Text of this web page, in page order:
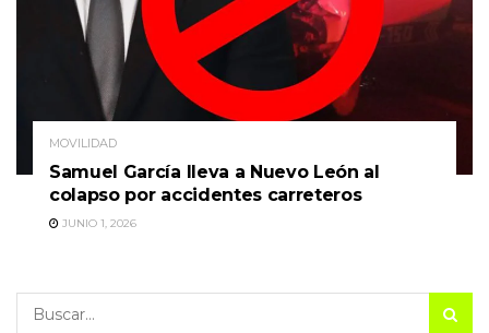
MOVILIDAD
Samuel García lleva a Nuevo León al
colapso por accidentes carreteros
JUNIO 1, 2026